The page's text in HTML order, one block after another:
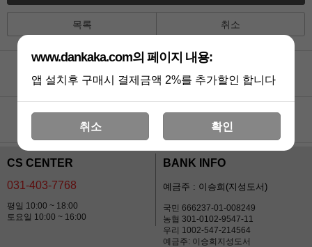
목록 취소
공지사항 카톡상담 Q&A 멤버쉽
VIP 게시판
CS CENTER
031-403-7768
평일 10:00 ~ 18:00
토요일 10:00 ~ 16:00
BANK INFO
예금주 : 이승희(지성도서)
국민 666237-01-008249
농협 301-0102-9547-11
우리 1002-547-214564
예금주: 이승희지성도서
www.dankaka.com의 페이지 내용:
앱 설치후 구매시 결제금액 2%를 추가할인 합니다
취소 확인